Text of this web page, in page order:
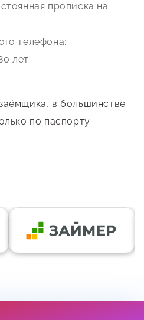
прописка на
телефона;
лет.
в большинстве
по паспорту.